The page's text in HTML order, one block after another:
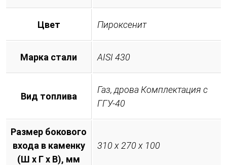
Цвет Пироксенит
Марка стали AISI 430
Вид топлива
Газ, дрова Комплектация с
ГГУ-40
Размер бокового
входа в каменку
(Ш х Г х В), мм
310 х 270 х 100